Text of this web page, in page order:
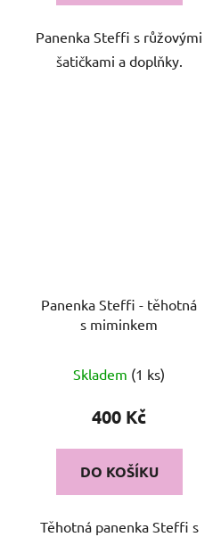
Panenka Steffi s růžovými
šatičkami a doplňky.
Panenka Steffi - těhotná
s miminkem
Skladem (1 ks)
400 Kč
DO KOŠÍKU
Těhotná panenka Steffi s